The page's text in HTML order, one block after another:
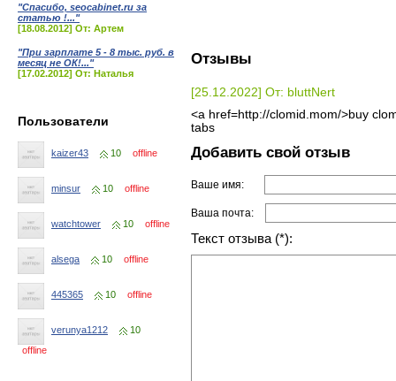
"Спасибо, seocabinet.ru за
статью !..."
[18.08.2012] От: Артем
"При зарплате 5 - 8 тыс. руб. в
месяц не ОК!..."
[17.02.2012] От: Наталья
Пользователи
kaizer43 10 offline
minsur 10 offline
watchtower 10 offline
alsega 10 offline
445365 10 offline
verunya1212
10
offline
Отзывы
[25.12.2022] От: bluttNert
<a href=http://clomid.mom/>buy
tabs
Добавить свой отзыв
Ваше имя:
Ваша почта:
Текст отзыва (*):